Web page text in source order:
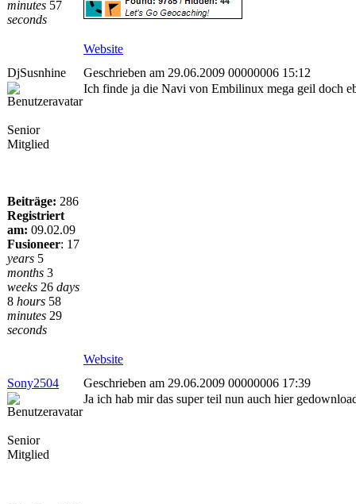
minutes 57
seconds
Website
DjSusnhine
Geschrieben am 29.06.2009 00000006 15:12
Senior
Mitglied
Beiträge: 286
Registriert
am: 09.02.09
Fusioneer: 17
years 5
months 3
weeks 26 days
8 hours 58
minutes 29
seconds
Ich finde ja die Navi von Embilinux mega geil doch
Website
Sony2504
Geschrieben am 29.06.2009 00000006 17:39
Senior
Mitglied
Ja ich hab mir das super teil nun auch hier